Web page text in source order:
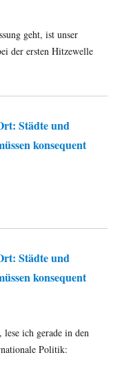
geht, ist unser
der ersten Hitzewelle
Städte und
konsequent
Städte und
konsequent
ich gerade in den
Politik: